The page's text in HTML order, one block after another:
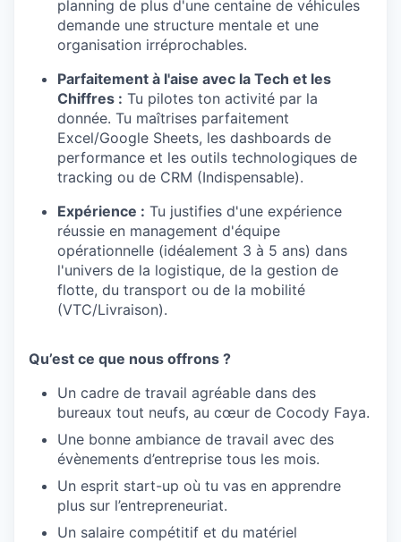
planning de plus d'une centaine de véhicules
demande une structure mentale et une
organisation irréprochables.
Parfaitement à l'aise avec la Tech et les
Chiffres : Tu pilotes ton activité par la
donnée. Tu maîtrises parfaitement
Excel/Google Sheets, les dashboards de
performance et les outils technologiques de
tracking ou de CRM (Indispensable).
Expérience : Tu justifies d'une expérience
réussie en management d'équipe
opérationnelle (idéalement 3 à 5 ans) dans
l'univers de la logistique, de la gestion de
flotte, du transport ou de la mobilité
(VTC/Livraison).
Qu’est ce que nous offrons ?
Un cadre de travail agréable dans des
bureaux tout neufs, au cœur de Cocody Faya.
Une bonne ambiance de travail avec des
évènements d’entreprise tous les mois.
Un esprit start-up où tu vas en apprendre
plus sur l’entrepreneuriat.
Un salaire compétitif et du matériel